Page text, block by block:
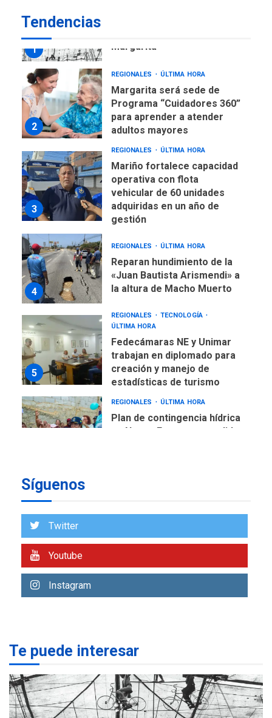
Tendencias
1
Margarita
2
REGIONALES ÚLTIMA HORA
Margarita será sede de
Programa “Cuidadores 360”
para aprender a atender
adultos mayores
3
REGIONALES ÚLTIMA HORA
Mariño fortalece capacidad
operativa con flota
vehicular de 60 unidades
adquiridas en un año de
gestión
4
REGIONALES ÚLTIMA HORA
Reparan hundimiento de la
«Juan Bautista Arismendi» a
la altura de Macho Muerto
5
REGIONALES
TECNOLOGÍA
ÚLTIMA HORA
Fedecámaras NE y Unimar
trabajan en diplomado para
creación y manejo de
estadísticas de turismo
REGIONALES ÚLTIMA HORA
Plan de contingencia hídrica
en Nueva Esparta consolida
7
2
Margarita será sede de
para aprender a atender
adultos mayores
REGIONALES ÚLTIMA HORA
Síguenos
Twitter
Youtube
Instagram
Te puede interesar